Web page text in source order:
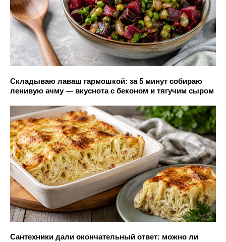
Складываю лаваш гармошкой: за 5 минут собираю
ленивую ачму — вкуснота с беконом и тягучим сыром
Сантехники дали окончательный ответ: можно ли